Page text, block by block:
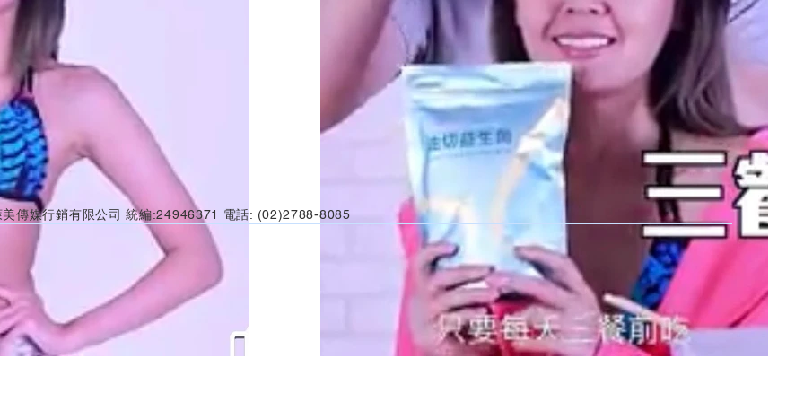
美傳媒行銷有限公司 統編:24946371 電話: (02)2788-8085